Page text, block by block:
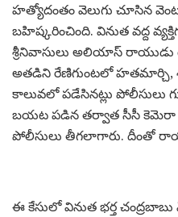
హత్యోదంతం వెలుగు చూసిన
బహిష్కరించింది. వినుత వద్ద
శ్రీనివాసులు అలియాస్ రాయుడు
అతడిని రేణిగుంటలో హతమార్చి,
కాలువలో పడేసినట్లు పోలీసులు
బయట పడిన తర్వాత సీసీ కెమెరా
పోలీసులు తీగలాగారు. దీంతో
ఈ కేసులో వినుత భర్త